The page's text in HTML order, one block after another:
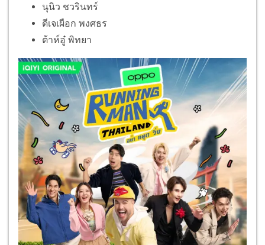
นุนิว ชวรินทร์
ดีเจเผือก พงศธร
ต้าห์อู๋ พิทยา